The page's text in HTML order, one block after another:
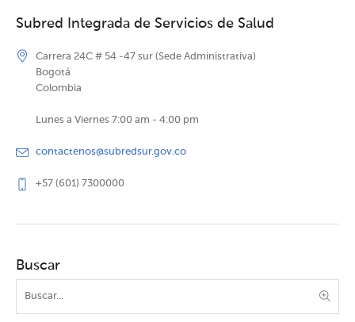
Subred Integrada de Servicios de Salud
Carrera 24C # 54 -47 sur (Sede Administrativa)
Bogotá
Colombia
Lunes a Viernes 7:00 am - 4:00 pm
contactenos@subredsur.gov.co
+57 (601) 7300000
Buscar